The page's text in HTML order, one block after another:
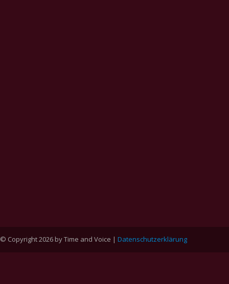
© Copyright 2026 by Time and Voice | Datenschutzerklärung